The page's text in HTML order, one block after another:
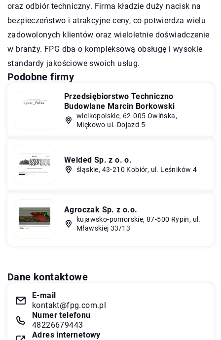
oraz odbiór techniczny. Firma kładzie duży nacisk na
bezpieczeństwo i atrakcyjne ceny, co potwierdza wielu
zadowolonych klientów oraz wieloletnie doświadczenie
w branży. FPG dba o kompleksową obsługę i wysokie
standardy jakościowe swoich usług.
Podobne firmy
Przedsiębiorstwo Techniczno
Budowlane Marcin Borkowski
wielkopolskie, 62-005 Owińska,
Miękowo ul. Dojazd 5
Welded Sp. z o. o.
śląskie, 43-210 Kobiór, ul. Leśników 4
Agroczak Sp. z o.o.
kujawsko-pomorskie, 87-500 Rypin, ul.
Mławskiej 33/13
Dane kontaktowe
E-mail
kontakt@fpg.com.pl
Numer telefonu
48226679443
Adres internetowy